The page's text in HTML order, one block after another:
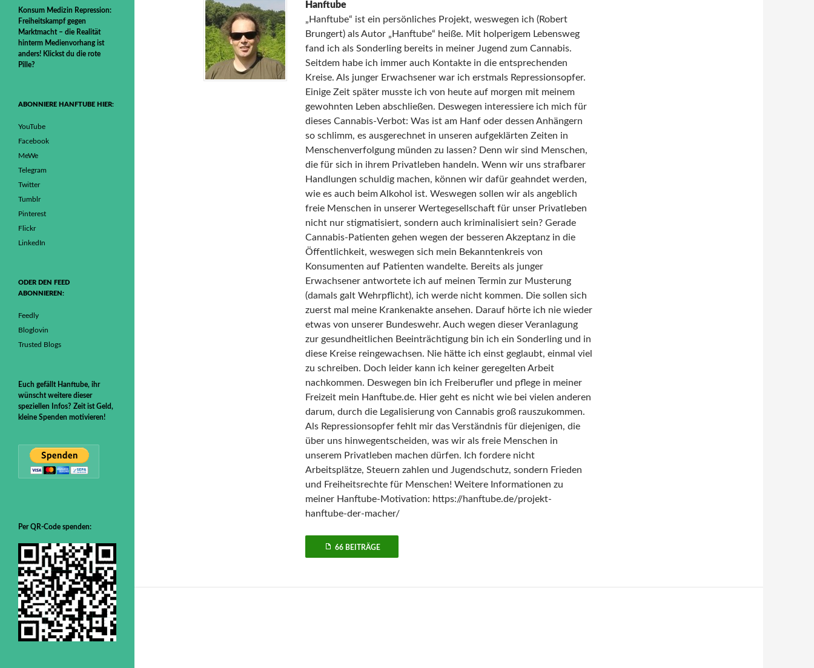
Hanftube
„Hanftube“ ist ein persönliches Projekt, weswegen ich (Robert
Brungert) als Autor „Hanftube“ heiße. Mit holperigem Lebensweg
fand ich als Sonderling bereits in meiner Jugend zum Cannabis.
Seitdem habe ich immer auch Kontakte in die entsprechenden
Kreise. Als junger Erwachsener war ich erstmals Repressionsopfer.
Einige Zeit später musste ich von heute auf morgen mit meinem
gewohnten Leben abschließen. Deswegen interessiere ich mich für
dieses Cannabis-Verbot: Was ist am Hanf oder dessen Anhängern
so schlimm, es ausgerechnet in unseren aufgeklärten Zeiten in
Menschenverfolgung münden zu lassen? Denn wir sind Menschen,
die für sich in ihrem Privatleben handeln. Wenn wir uns strafbarer
Handlungen schuldig machen, können wir dafür geahndet werden,
wie es auch beim Alkohol ist. Weswegen sollen wir als angeblich
freie Menschen in unserer Wertegesellschaft für unser Privatleben
nicht nur stigmatisiert, sondern auch kriminalisiert sein? Gerade
Cannabis-Patienten gehen wegen der besseren Akzeptanz in die
Öffentlichkeit, weswegen sich mein Bekanntenkreis von
Konsumenten auf Patienten wandelte. Bereits als junger
Erwachsener antwortete ich auf meinen Termin zur Musterung
(damals galt Wehrpflicht), ich werde nicht kommen. Die sollen sich
zuerst mal meine Krankenakte ansehen. Darauf hörte ich nie wieder
etwas von unserer Bundeswehr. Auch wegen dieser Veranlagung
zur gesundheitlichen Beeinträchtigung bin ich ein Sonderling und in
diese Kreise reingewachsen. Nie hätte ich einst geglaubt, einmal viel
zu schreiben. Doch leider kann ich keiner geregelten Arbeit
nachkommen. Deswegen bin ich Freiberufler und pflege in meiner
Freizeit mein Hanftube.de. Hier geht es nicht wie bei vielen anderen
darum, durch die Legalisierung von Cannabis groß rauszukommen.
Als Repressionsopfer fehlt mir das Verständnis für diejenigen, die
über uns hinwegentscheiden, was wir als freie Menschen in
unserem Privatleben machen dürfen. Ich fordere nicht
Arbeitsplätze, Steuern zahlen und Jugendschutz, sondern Frieden
und Freiheitsrechte für Menschen! Weitere Informationen zu
meiner Hanftube-Motivation: https://hanftube.de/projekt-
hanftube-der-macher/
66 BEITRÄGE
Konsum Medizin Repression:
Freiheitskampf gegen
Marktmacht – die Realität
hinterm Medienvorhang ist
anders! Klickst du die rote
Pille?
ABONNIERE HANFTUBE HIER:
YouTube
Facebook
MeWe
Telegram
Twitter
Tumblr
Pinterest
Flickr
LinkedIn
ODER DEN FEED
ABONNIEREN:
Feedly
Bloglovin
Trusted Blogs
Euch gefällt Hanftube, ihr
wünscht weitere dieser
speziellen Infos? Zeit ist Geld,
kleine Spenden motivieren!
Per QR-Code spenden: